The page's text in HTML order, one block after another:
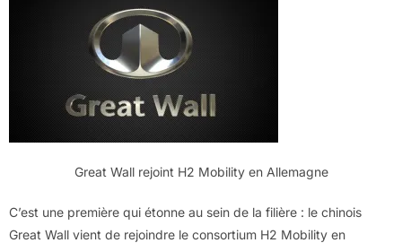
Great Wall rejoint H2 Mobility en Allemagne
C’est une première qui étonne au sein de la filière : le chinois
Great Wall vient de rejoindre le consortium H2 Mobility en